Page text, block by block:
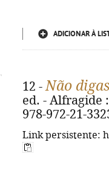
ADICIONAR À
12 -Não
ed. - Alfragide
978-972-21-
Link persistente: